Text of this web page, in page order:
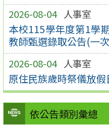
2026-08-04 人事室
本校115學年度第1學
教師甄選錄取公告(一
2026-08-04 人事室
原住民族歲時祭儀放假
依公告類別彙總